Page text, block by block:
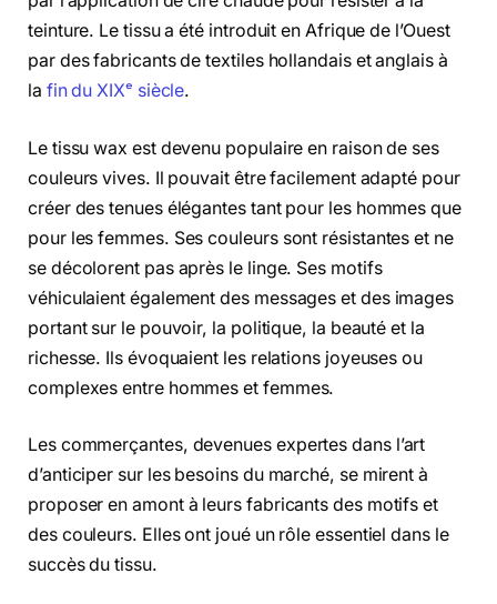
teinture. Le tissu a été introduit en Afrique de l’Ouest
par des fabricants de textiles hollandais et anglais à
la fin du XIXᵉ siècle.
Le tissu wax est devenu populaire en raison de ses
couleurs vives. Il pouvait être facilement adapté pour
créer des tenues élégantes tant pour les hommes que
pour les femmes. Ses couleurs sont résistantes et ne
se décolorent pas après le linge. Ses motifs
véhiculaient également des messages et des images
portant sur le pouvoir, la politique, la beauté et la
richesse. Ils évoquaient les relations joyeuses ou
complexes entre hommes et femmes.
Les commerçantes, devenues expertes dans l’art
d’anticiper sur les besoins du marché, se mirent à
proposer en amont à leurs fabricants des motifs et
des couleurs. Elles ont joué un rôle essentiel dans le
succès du tissu.